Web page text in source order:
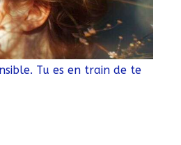
Tu es en train de te